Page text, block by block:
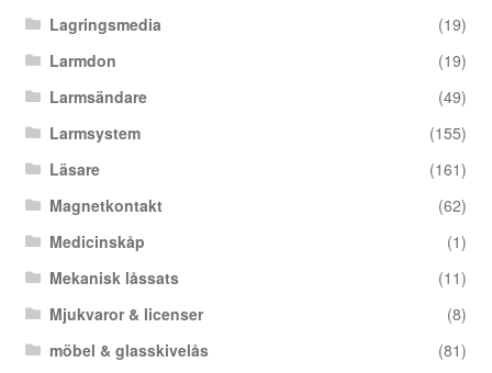
Lagringsmedia
(19)
Larmdon
(19)
Larmsändare
(49)
Larmsystem
(155)
Läsare
(161)
Magnetkontakt
(62)
Medicinskåp
(1)
Mekanisk låssats
(11)
Mjukvaror & licenser
(8)
möbel & glasskivelås
(81)